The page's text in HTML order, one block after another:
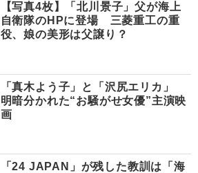
【写真4枚】「北川景子」父が海上
自衛隊のHPに登場 三菱重工の重
役、娘の美形は父譲り？
「真木よう子」と「沢尻エリカ」
明暗分かれた“お騒がせ女優”主演映
画
「24 JAPAN」が残した教訓は「海